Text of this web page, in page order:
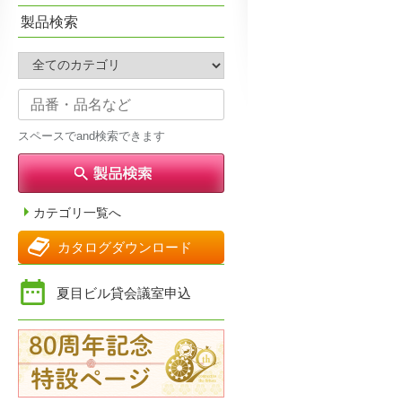
製品検索
スペースでand検索できます
カテゴリ一覧へ
カタログダウンロード
夏目ビル貸会議室申込